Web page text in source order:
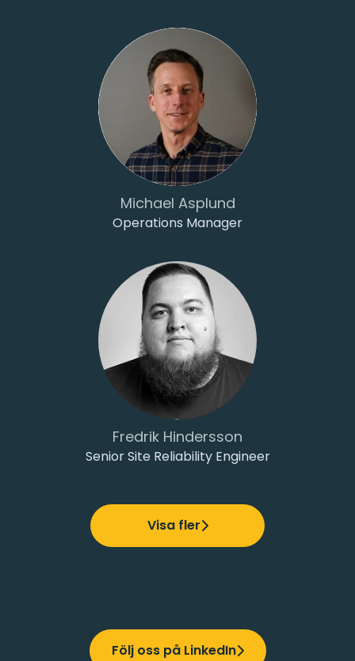
Michael Asplund
Operations Manager
Fredrik Hindersson
Senior Site Reliability Engineer
Visa fler
Följ oss på LinkedIn